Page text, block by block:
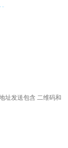
址发送包含 二维码和